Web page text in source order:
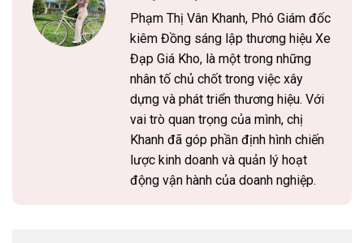
Phạm Thị Vân Khanh, Phó Giám đốc
kiêm Đồng sáng lập thương hiệu Xe
Đạp Giá Kho, là một trong những
nhân tố chủ chốt trong việc xây
dựng và phát triển thương hiệu. Với
vai trò quan trọng của mình, chị
Khanh đã góp phần định hình chiến
lược kinh doanh và quản lý hoạt
động vận hành của doanh nghiệp.